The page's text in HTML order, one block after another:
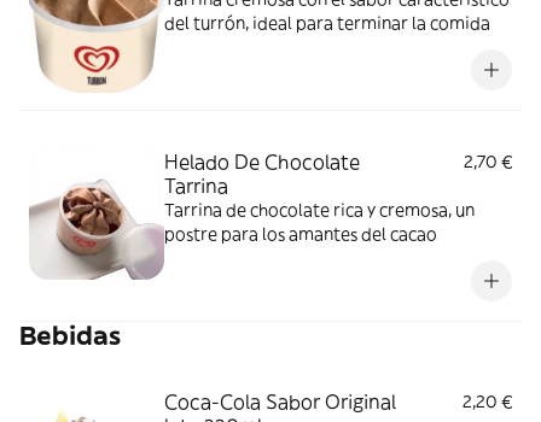
del turrón, ideal para terminar la comida
Helado De Chocolate
Tarrina
2,70 €
Tarrina de chocolate rica y cremosa, un
postre para los amantes del cacao
Bebidas
Coca-Cola Sabor Original
2,20 €